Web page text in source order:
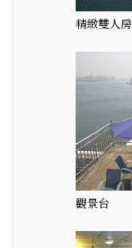
精緻雙人房
觀景台